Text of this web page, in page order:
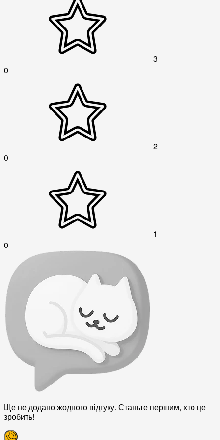
3
0
2
0
1
0
Ще не додано жодного відгуку. Станьте першим, хто це
зробить!